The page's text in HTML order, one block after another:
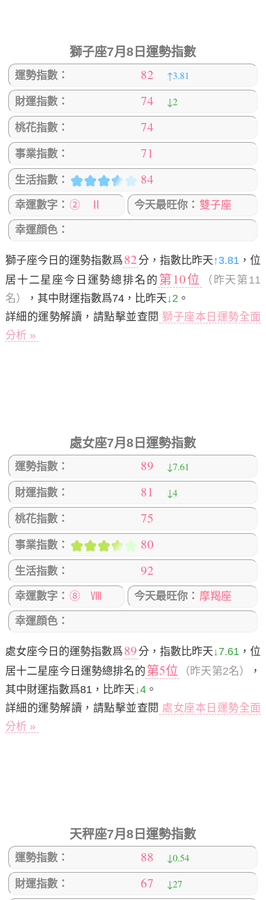
獅子座7月8日運勢指數
運勢指數： 82 ↑3.81
財運指數： 74 ↓2
桃花指數： 74
事業指數： 71
生活指數： 84
幸運數字： ② Ⅱ 今天最旺你： 雙子座
幸運顔色：
獅子座今日的運勢指數爲 82分，指數比昨天↑3.81 ，位
居十二星座今日運勢總排名的 第10位
（昨天第11
名）
，其中財運指數爲74，比昨天↓2 。
詳細的運勢解讀，請點擊並查閱 獅子座本日運勢全面
分析 »
處女座7月8日運勢指數
運勢指數： 89 ↓7.61
財運指數： 81 ↓4
桃花指數： 75
事業指數： 80
生活指數： 92
幸運數字： ⑧ Ⅷ 今天最旺你： 摩羯座
幸運顔色：
處女座今日的運勢指數爲 89分，指數比昨天↓7.61 ，位
居十二星座今日運勢總排名的 第5位 （昨天第2名）
，
其中財運指數爲81，比昨天↓4。
詳細的運勢解讀，請點擊並查閱 處女座本日運勢全面
分析 »
天秤座7月8日運勢指數
運勢指數： 88 ↓0.54
財運指數： 67 ↓27